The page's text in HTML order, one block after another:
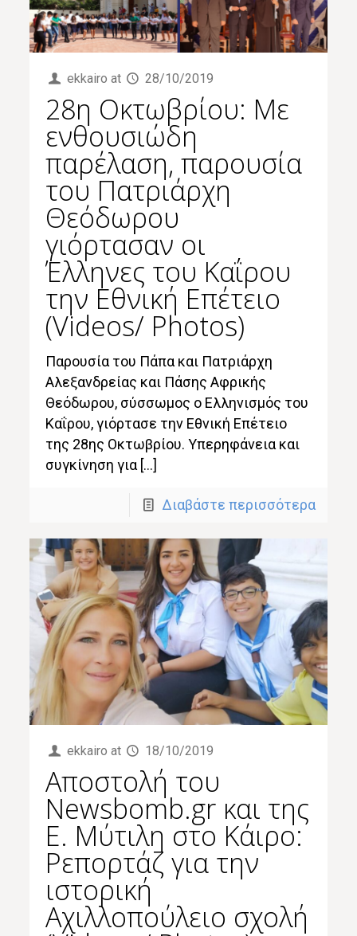
ekkairo at 28/10/2019
28η Οκτωβρίου: Με
ενθουσιώδη
παρέλαση, παρουσία
του Πατριάρχη
Θεόδωρου
γιόρτασαν οι
Έλληνες του Καΐρου
την Εθνική Επέτειο
(Videos/ Photos)
Παρουσία του Πάπα και Πατριάρχη
Αλεξανδρείας και Πάσης Αφρικής
Θεόδωρου, σύσσωμος ο Ελληνισμός του
Καΐρου, γιόρτασε την Εθνική Επέτειο
της 28ης Οκτωβρίου. Υπερηφάνεια και
συγκίνηση για […]
Διαβάστε περισσότερα
ekkairo at 18/10/2019
Αποστολή του
Newsbomb.gr και της
Ε. Μύτιλη στο Κάιρο:
Ρεπορτάζ για την
ιστορική
Αχιλλοπούλειο σχολή